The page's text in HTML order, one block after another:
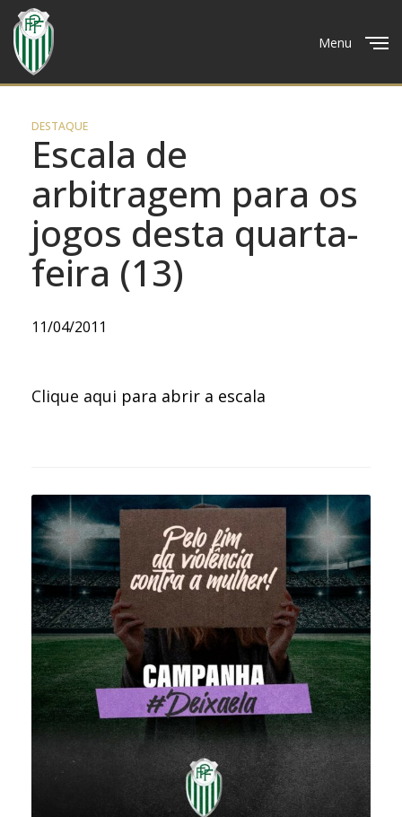
Menu
DESTAQUE
Escala de
arbitragem para os
jogos desta quarta-
feira (13)
11/04/2011
Clique aqui para abrir a escala